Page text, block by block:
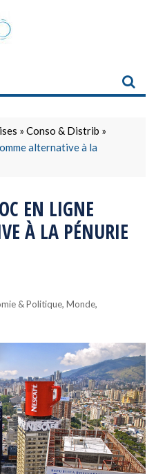
» Conso & Distrib »
alternative à la
EN LIGNE
À LA PÉNURIE
& Politique, Monde,